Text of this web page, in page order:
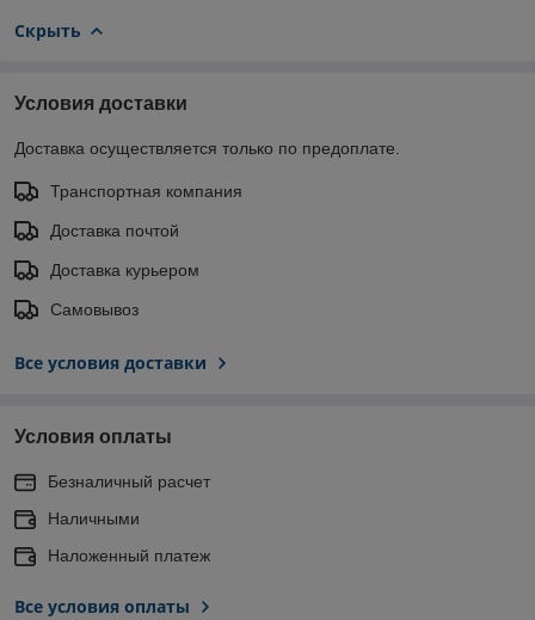
Скрыть
Условия доставки
Доставка осуществляется только по предоплате.
Транспортная компания
Доставка почтой
Доставка курьером
Самовывоз
Все условия доставки
Условия оплаты
Безналичный расчет
Наличными
Наложенный платеж
Все условия оплаты